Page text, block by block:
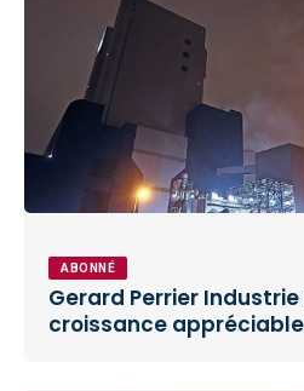
ABONNÉ
Gerard Perrier
croissance